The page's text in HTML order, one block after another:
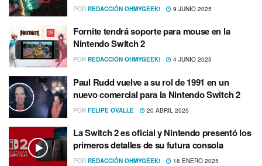
POR REDACCIÓN OHMYGEEK! 9 JUNIO 2025
Fornite tendrá soporte para mouse en la
Nintendo Switch 2
POR REDACCIÓN OHMYGEEK! 4 JUNIO 2025
Paul Rudd vuelve a su rol de 1991 en un
nuevo comercial para la Nintendo Switch 2
POR FELIPE OVALLE 20 ABRIL 2025
La Switch 2 es oficial y Nintendo presentó los
primeros detalles de su futura consola
POR REDACCIÓN OHMYGEEK! 16 ENERO 2025